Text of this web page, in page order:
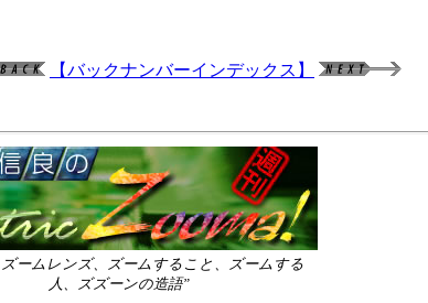
【バックナンバーインデックス】
ズームレンズ、ズームすること、ズームする
人、ズズーンの造語”